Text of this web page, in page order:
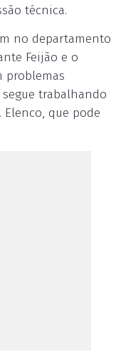
técnica.
no departamento
Feijão e o
problemas
trabalhando
que pode